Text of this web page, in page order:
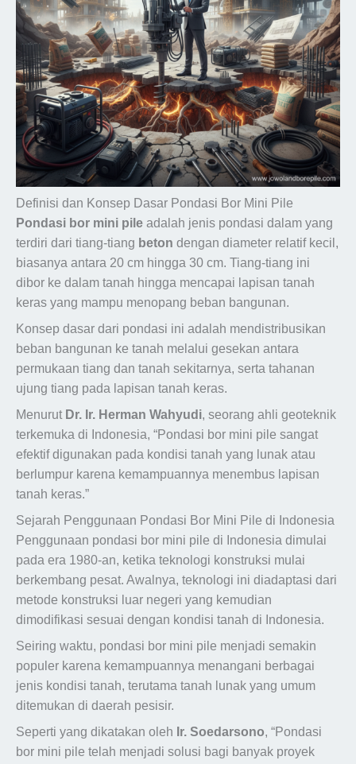
Definisi dan Konsep Dasar Pondasi Bor Mini Pile
Pondasi bor mini pile adalah jenis pondasi dalam yang
terdiri dari tiang-tiang beton dengan diameter relatif kecil,
biasanya antara 20 cm hingga 30 cm. Tiang-tiang ini
dibor ke dalam tanah hingga mencapai lapisan tanah
keras yang mampu menopang beban bangunan.
Konsep dasar dari pondasi ini adalah mendistribusikan
beban bangunan ke tanah melalui gesekan antara
permukaan tiang dan tanah sekitarnya, serta tahanan
ujung tiang pada lapisan tanah keras.
Menurut Dr. Ir. Herman Wahyudi, seorang ahli geoteknik
terkemuka di Indonesia, “Pondasi bor mini pile sangat
efektif digunakan pada kondisi tanah yang lunak atau
berlumpur karena kemampuannya menembus lapisan
tanah keras.”
Sejarah Penggunaan Pondasi Bor Mini Pile di Indonesia
Penggunaan pondasi bor mini pile di Indonesia dimulai
pada era 1980-an, ketika teknologi konstruksi mulai
berkembang pesat. Awalnya, teknologi ini diadaptasi dari
metode konstruksi luar negeri yang kemudian
dimodifikasi sesuai dengan kondisi tanah di Indonesia.
Seiring waktu, pondasi bor mini pile menjadi semakin
populer karena kemampuannya menangani berbagai
jenis kondisi tanah, terutama tanah lunak yang umum
ditemukan di daerah pesisir.
Seperti yang dikatakan oleh Ir. Soedarsono, “Pondasi
bor mini pile telah menjadi solusi bagi banyak proyek